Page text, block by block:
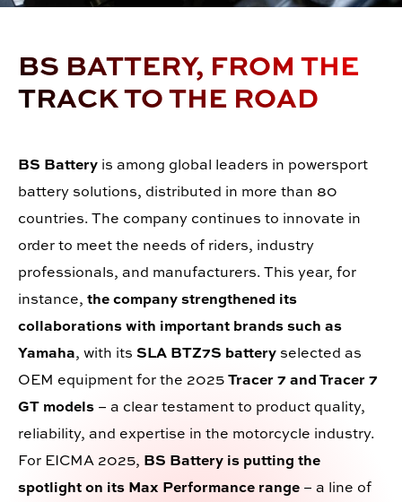
BS BATTERY, FROM THE
TRACK TO THE ROAD
BS Battery is among global leaders in powersport
battery solutions, distributed in more than 80
countries. The company continues to innovate in
order to meet the needs of riders, industry
professionals, and manufacturers. This year, for
instance, the company strengthened its
collaborations with important brands such as
Yamaha, with its SLA BTZ7S battery selected as
OEM equipment for the 2025 Tracer 7 and Tracer 7
GT models – a clear testament to product quality,
reliability, and expertise in the motorcycle industry.
For EICMA 2025, BS Battery is putting the
spotlight on its Max Performance range – a line of